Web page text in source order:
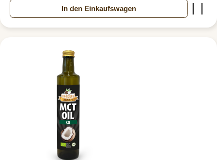
In den Einkaufswagen